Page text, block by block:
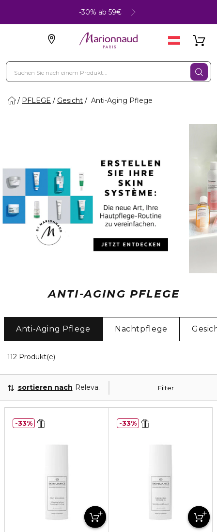
-30% ab 59€
PFLEGE Gesicht Anti-Aging Pflege
ANTI-AGING PFLEGE
Anti-Aging Pflege Nachtpflege
112 Produkt(e)
Filter
sortieren nach Relevanz
33% 33%